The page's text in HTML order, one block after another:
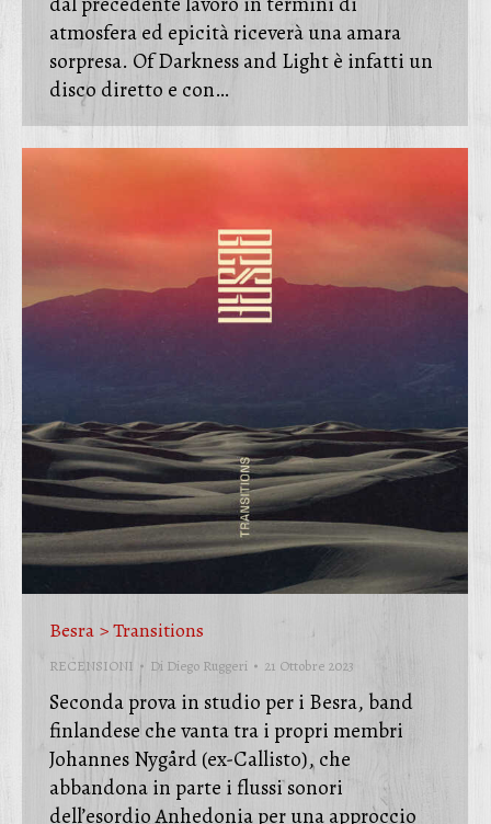
atmosfera ed epicità riceverà una amara
sorpresa. Of Darkness and Light è infatti un
disco diretto e con…
Besra > Transitions
RECENSIONI Di Diego Ruggeri 21 Ottobre 2023
Seconda prova in studio per i Besra, band
finlandese che vanta tra i propri membri
Johannes Nygård (ex-Callisto), che
abbandona in parte i flussi sonori
dell’esordio Anhedonia per una approccio